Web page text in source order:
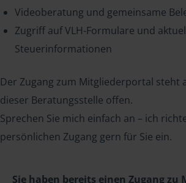
Videoberatung und gemeinsame
Zugriff auf VLH-Formulare und
Steuerinformationen
Der Zugang zum Mitgliederportal steht
dieser Beratungsstelle offen.
Sprechen Sie mich einfach an – ich
persönlichen Zugang gern für Sie ein.
Sie haben bereits einen Zugang zu